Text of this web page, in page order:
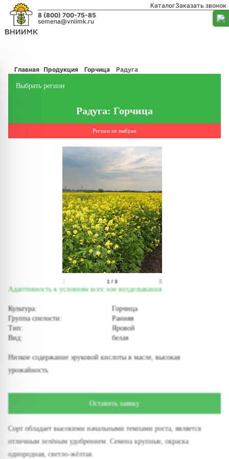
КаталогЗаказать звонок
8 (800) 700-75-85
semena@vniimk.ru
Главная Продукция Горчица Радуга
Выбрать регион
Радуга: Горчица
Регион не выбран
1/ 3
Адаптивность к условиям всех зон возделывания
Культура:
Горчица
Группа спелости:
Ранняя
Тип:
Яровой
Вид:
белая
Низкое содержание эруковой кислоты в масле, высокая
урожайность
Оставить заявку
Сорт обладает высокими начальными темпами роста, является
отличным зелёным удобрением. Семена крупные, окраска
однородная, светло-жёлтая.